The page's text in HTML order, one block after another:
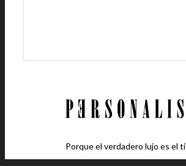
Porque el verdadero lujo es el